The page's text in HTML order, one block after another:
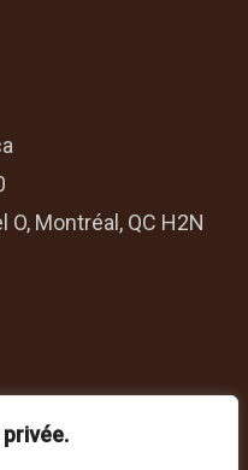
Montréal, QC H2N